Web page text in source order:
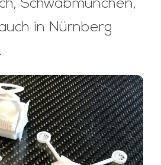
Schwabmünchen,
in Nürnberg